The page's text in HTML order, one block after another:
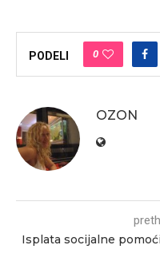
PODELI 0
OZON
Isplata socijalne